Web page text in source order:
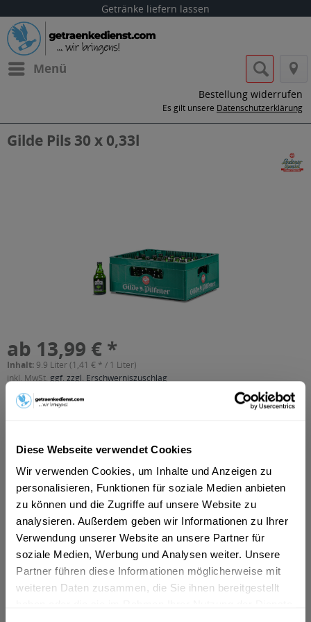
Diese Webseite verwendet Cookies
Wir verwenden Cookies, um Inhalte und Anzeigen zu
personalisieren, Funktionen für soziale Medien anbieten
zu können und die Zugriffe auf unsere Website zu
analysieren. Außerdem geben wir Informationen zu Ihrer
Verwendung unserer Website an unsere Partner für
soziale Medien, Werbung und Analysen weiter. Unsere
Partner führen diese Informationen möglicherweise mit
weiteren Daten zusammen, die Sie ihnen bereitgestellt
Getränke liefern lassen
Menü
Bestellung widerrufen
Es gilt unsere Datenschutzerklärung
Gilde Pils 30 x 0,33l
ab 13,99 € *
Inhalt: 9.9 Liter (1,41 € * / 1 Liter)
inkl. MwSt. ggf. zzgl. Erschwerniszuschlag
Vorrätig
MEHRWEG
In denWarenkorb
Artikel-Nr.:
26000
Verfügbar in:
Celle,Garbsen, Neustadt am Rübenberge,Seelze,Wedemark
Burgwedel
Nienhagen,Wathlingen,Wietze,Winsen (Aller)
Beschreibung